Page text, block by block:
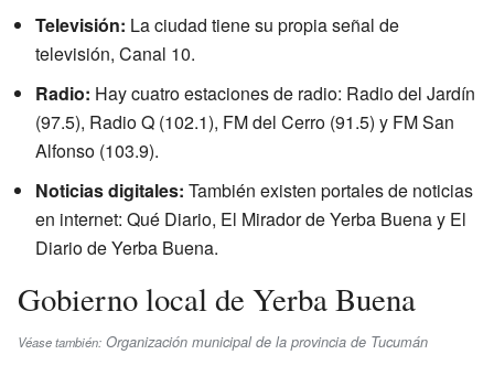
Televisión: La ciudad tiene su propia señal de
televisión, Canal 10.
Radio: Hay cuatro estaciones de radio: Radio del Jardín
(97.5), Radio Q (102.1), FM del Cerro (91.5) y FM San
Alfonso (103.9).
Noticias digitales: También existen portales de noticias
en internet: Qué Diario, El Mirador de Yerba Buenay El
Diario de Yerba Buena.
Gobierno local de Yerba Buena
Véase también: Organización municipal de la provincia de Tucumán